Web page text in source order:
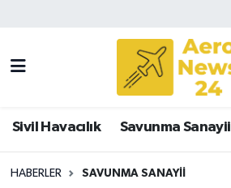
Sivil Havacılık Savunma Sanayii
HABERLER SAVUNMA SANAYII